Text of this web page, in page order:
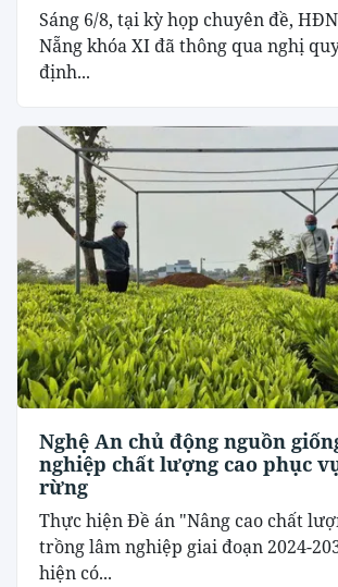
Sáng 6/8, tại kỳ họp chuyên đề,
Nẵng khóa XI đã thông qua nghị
định...
Nghệ An chủ động nguồn
nghiệp chất lượng cao phục
rừng
Thực hiện Đề án "Nâng cao chất
trồng lâm nghiệp giai đoạn 2024-
hiện có...